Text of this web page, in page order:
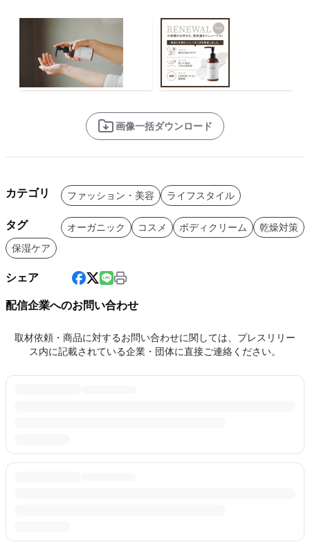
画像一括ダウンロード
カテゴリ ファッション・美容 ライフスタイル
タグ オーガニック コスメ ボディクリーム
乾燥対策
保湿ケア
シェア
配信企業へのお問い合わせ
取材依頼・商品に対するお問い合わせに関しては、プレスリリー
ス内に記載されている企業・団体に直接ご連絡ください。